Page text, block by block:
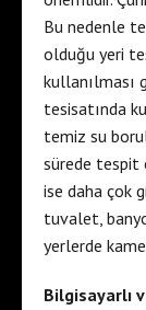
Bu nedenle
olduğu yeri
kullanılması
tesisatında
temiz su
sürede tespit
ise daha çok
tuvalet,
yerlerde
Bilgisayarlı